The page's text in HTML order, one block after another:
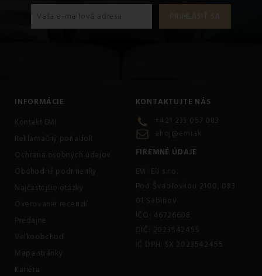
INFORMÁCIE
Kontakt EMI
Reklamačný poriadok
Ochrana osobných údajov
Obchodné podmienky
Najčastejšie otázky
Overovanie recenzií
Predajne
Veľkoobchod
Mapa stránky
Kariéra
KONTAKTUJTE NÁS
+421 233 057 083
ahoj@emi.sk
FIREMNÉ ÚDAJE
EMI EU s.r.o.
Pod Švabľovkou 2100, 083
01 Sabinov
IČO: 46726608
DIČ: 2023542455
IČ DPH: SK 2023542455